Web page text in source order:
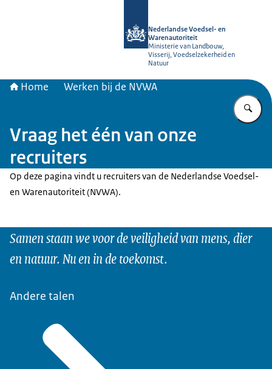
Nederlandse Voedsel- en
Warenautoriteit
Ministerie van Landbouw,
Visserij, Voedselzekerheid en
Natuur
Home Werken bij de NVWA
Vraag het één van onze
recruiters
Op deze pagina vindt u recruiters van de Nederlandse Voedsel-
en Warenautoriteit (NVWA).
Samen staan we voor de veiligheid van mens, dier
en natuur. Nu en in de toekomst.
Andere talen